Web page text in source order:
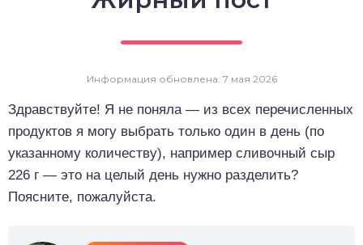
Информация обновлена: 7 мая 2026
Здравствуйте! Я не поняла — из всех перечисленных
продуктов я могу выбрать только один в день (по
указанному количеству), например сливочный сыр
226 г — это на целый день нужно разделить?
Поясните, пожалуйста.
напитки